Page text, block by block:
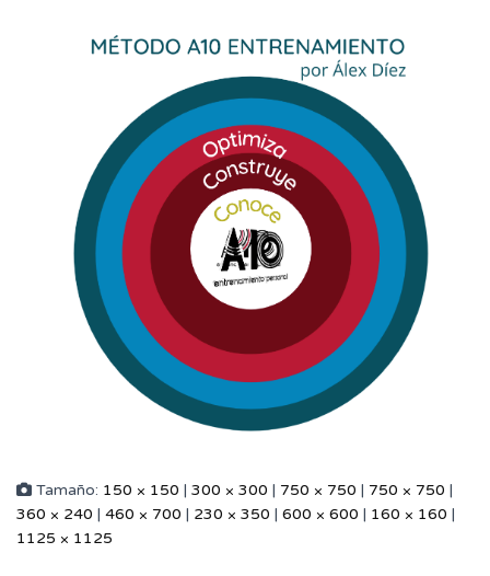
Tamaño: 150 × 150 | 300 × 300 | 750 × 750 | 750 × 750 |
360 × 240 | 460 × 700 | 230 × 350 | 600 × 600 | 160 × 160 |
1125 × 1125